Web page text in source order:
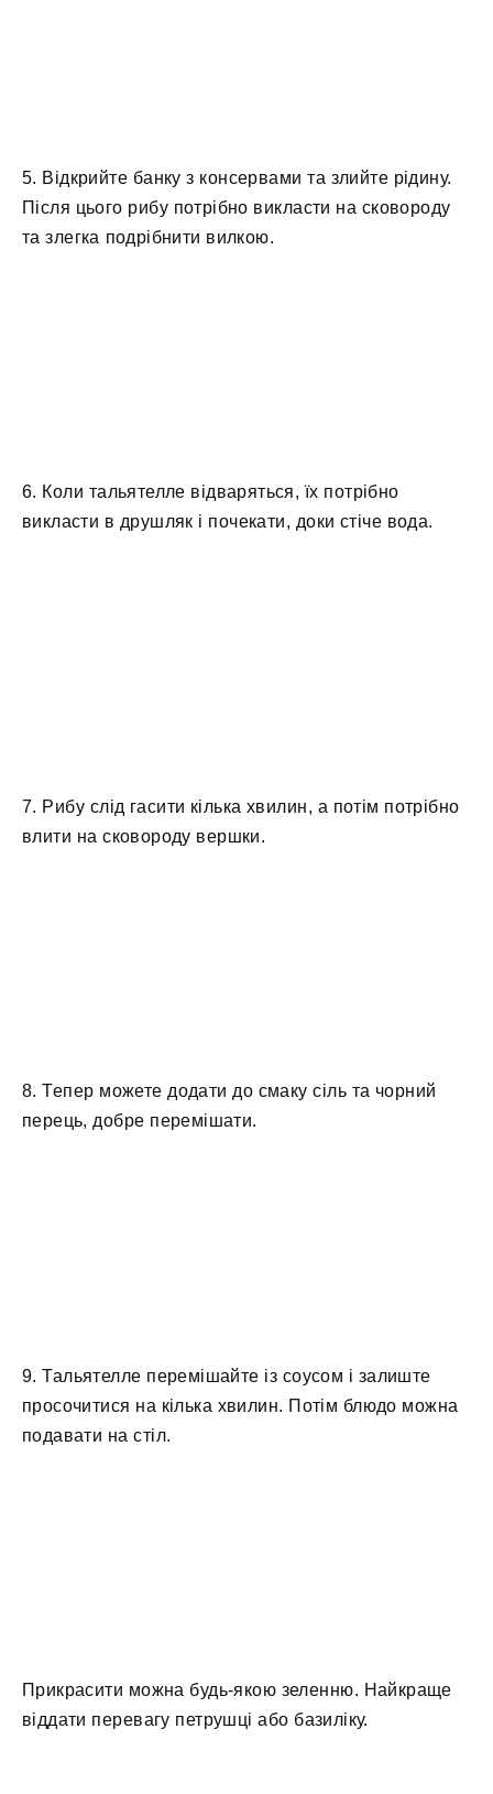
5. Відкрийте банку з консервами та злийте рідину.
Після цього рибу потрібно викласти на сковороду
та злегка подрібнити вилкою.
6. Коли тальятелле відваряться, їх потрібно
викласти в друшляк і почекати, доки стіче вода.
7. Рибу слід гасити кілька хвилин, а потім потрібно
влити на сковороду вершки.
8. Тепер можете додати до смаку сіль та чорний
перець, добре перемішати.
9. Тальятелле перемішайте із соусом і залиште
просочитися на кілька хвилин. Потім блюдо можна
подавати на стіл.
Прикрасити можна будь-якою зеленню. Найкраще
віддати перевагу петрушці або базиліку.